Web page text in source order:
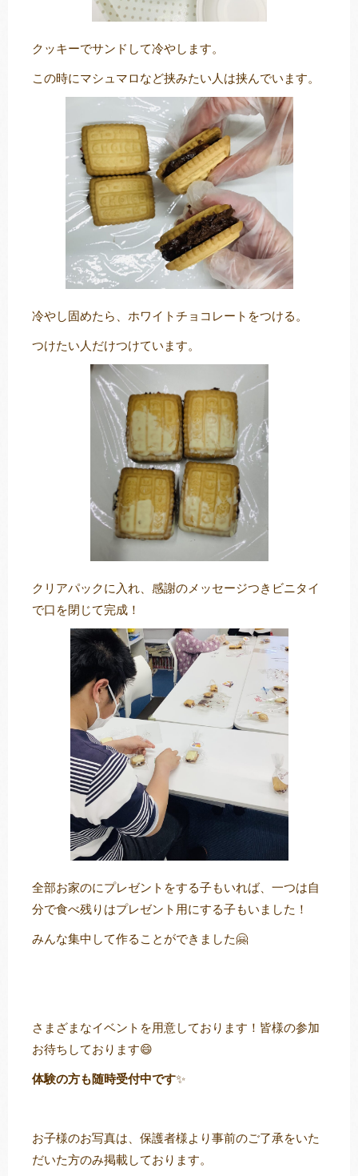
クッキーでサンドして冷やします。
この時にマシュマロなど挟みたい人は挟んでいます。
冷やし固めたら、ホワイトチョコレートをつける。
つけたい人だけつけています。
クリアパックに入れ、感謝のメッセージつきビニタイ
で口を閉じて完成！
全部お家のにプレゼントをする子もいれば、一つは自
分で食べ残りはプレゼント用にする子もいました！
みんな集中して作ることができました🤗
さまざまなイベントを用意しております！皆様の参加
お待ちしております😄
体験の方も随時受付中です✨
お子様のお写真は、保護者様より事前のご了承をいた
だいた方のみ掲載しております。